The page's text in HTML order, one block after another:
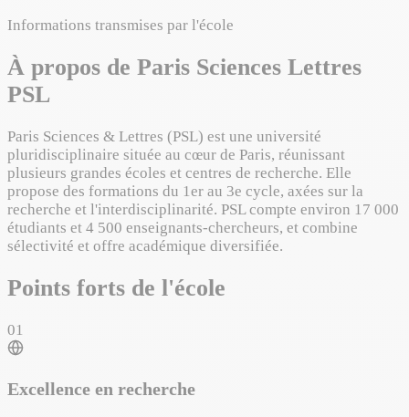
Informations transmises par l'école
À propos de Paris Sciences Lettres
PSL
Paris Sciences & Lettres (PSL) est une université
pluridisciplinaire située au cœur de Paris, réunissant
plusieurs grandes écoles et centres de recherche. Elle
propose des formations du 1er au 3e cycle, axées sur la
recherche et l'interdisciplinarité. PSL compte environ 17 000
étudiants et 4 500 enseignants‑chercheurs, et combine
sélectivité et offre académique diversifiée.
Points forts de l'école
01
Excellence en recherche